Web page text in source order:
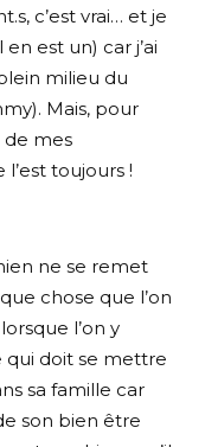
c’est vrai… et je
est un) car j’ai
milieu du
Mais, pour
de mes
toujours !
ne se remet
chose que l’on
l’on y
qui doit se mettre
sa famille car
son bien être